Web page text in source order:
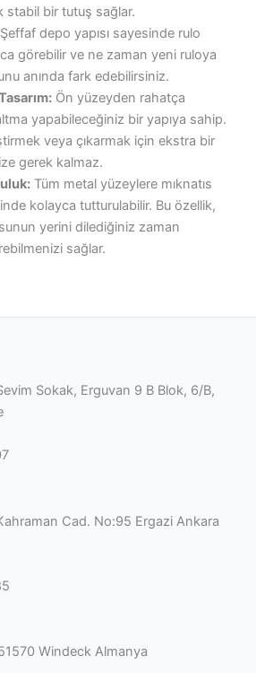
stabil bir tutuş sağlar.
Şeffaf depo yapısı sayesinde rulo
görebilir ve ne zaman yeni ruloya
anında fark edebilirsiniz.
Ön yüzeyden rahatça
yapabileceğiniz bir yapıya sahip.
veya çıkarmak için ekstra bir
gerek kalmaz.
Tüm metal yüzeylere mıknatıs
kolayca tutturulabilir. Bu özellik,
yerini dilediğiniz zaman
sağlar.
Sokak, Erguvan 9 B Blok, 6/B,
Cad. No:95 Ergazi Ankara
Windeck Almanya